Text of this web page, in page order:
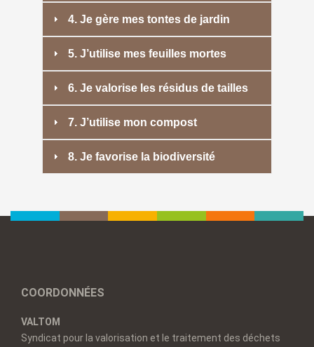
4. Je gère mes tontes de jardin
5. J’utilise mes feuilles mortes
6. Je valorise les résidus de tailles
7. J’utilise mon compost
8. Je favorise la biodiversité
COORDONNÉES
VALTOM
Syndicat pour la valorisation et le traitement des déchets